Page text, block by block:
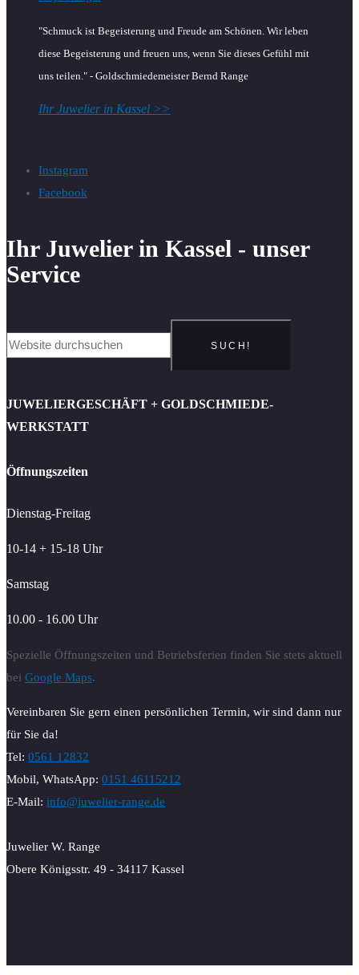
"Schmuck ist Begeisterung und Freude am Schönen. Wir leben
diese Begeisterung und freuen uns, wenn Sie dieses Gefühl mit
uns teilen." - Goldschmiedemeister Bernd Range
Ihr Juwelier in Kassel >>
Instagram
Facebook
Ihr Juwelier in Kassel - unser
Service
SUCH!
JUWELIERGESCHÄFT + GOLDSCHMIEDE-
WERKSTATT
Öffnungszeiten
Dienstag-Freitag
10-14 + 15-18 Uhr
Samstag
10.00 - 16.00 Uhr
Spezielle Öffnungszeiten und Betriebsferien finden Sie stets aktuell
bei Google Maps.
Vereinbaren Sie gern einen persönlichen Termin, wir sind dann nur
für Sie da!
Tel: 0561 12832
Mobil, WhatsApp: 0151 46115212
E-Mail: info@juwelier-range.de
Juwelier W. Range
Obere Königsstr. 49 - 34117 Kassel